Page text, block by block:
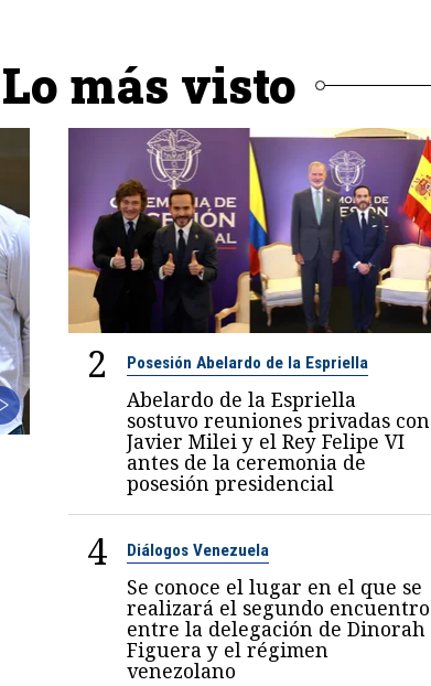
Lo más visto
2 Posesión Abelardo de la Espriella
Abelardo de la Espriella
sostuvo reuniones privadas con
Javier Milei y el Rey Felipe VI
antes de la ceremonia de
posesión presidencial
4 Diálogos Venezuela
Se conoce el lugar en el que se
realizará el segundo encuentro
entre la delegación de Dinorah
Figuera y el régimen
venezolano